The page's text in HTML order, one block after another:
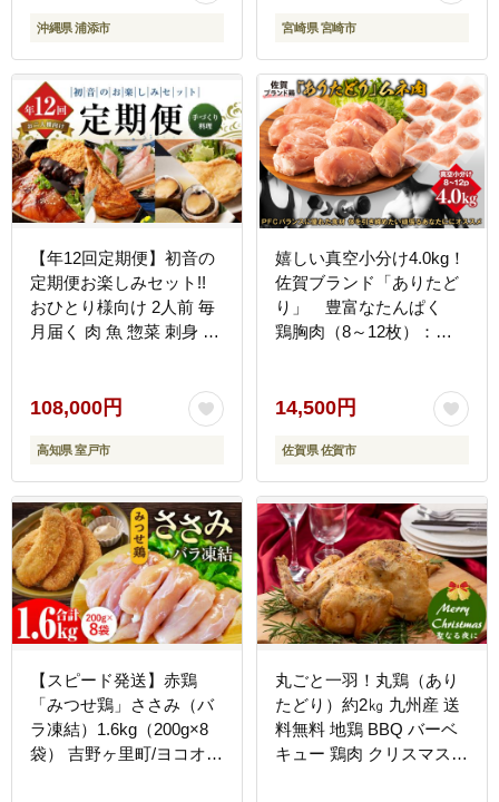
沖縄県 浦添市 宮崎県 宮崎市
【年12回定期便】初音の
定期便お楽しみセット!!
おひとり様向け 2人前 毎
月届く 肉 魚 惣菜 刺身 加
108,000円
高知県 室戸市
嬉しい真空小分け4.0kg！
佐賀ブランド「ありたど
り」 豊富なたんぱく
鶏胸肉（8～12枚）：
14,500円
佐賀県 佐賀市
【スピード発送】赤鶏
「みつせ鶏」ささみ（バ
ラ凍結）1.6kg（200g×8
袋） 吉野ヶ里町/ヨコオフ
丸ごと一羽！丸鶏（あり
たどり）約2㎏ 九州産 送
料無料 地鶏 BBQ バーベ
キュー 鶏肉 クリスマス料